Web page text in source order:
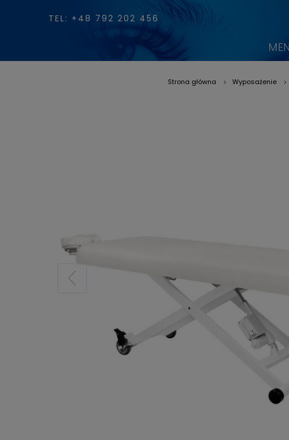
TEL: +48 792 202 456
Strona główna Wyposażenie